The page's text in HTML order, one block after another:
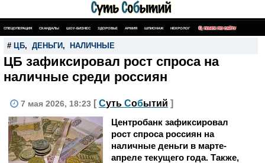
СПЕЦОПЕРАЦИЯ СКАНДАЛЫ ШОУ-БИЗНЕС ЗДОРОВЬЕ АРМИЯ ШПИОНАЖ НЕКРОЛОГ ПОИСК ПО САЙТУ
# ЦБ, ДЕНЬГИ , НАЛИЧНЫЕ
ЦБ зафиксировал рост спроса на
наличные среди россиян
7 мая 2026, 18:23 [ Суть Событий ]
Центробанк зафиксировал
рост спроса россиян на
наличные деньги в марте-
апреле текущего года. Также,